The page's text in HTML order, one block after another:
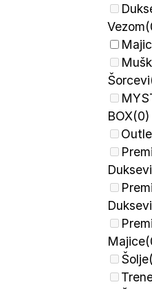
Vezom
Šorcevi
BOX(0)
Duksevi
Duksevi
Majice
Šolje